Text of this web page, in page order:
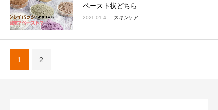
ペースト状どちら…
2021.01.4 スキンケア
1 2